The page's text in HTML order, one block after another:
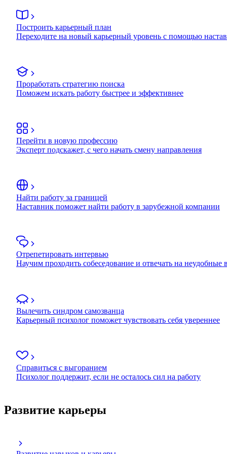
Построить карьерный план
Переходите на новый карьерный уровень с помощью
Проработать стратегию поиска
Поможем искать работу быстрее и эффективнее
Перейти в новую профессию
Эксперт подскажет, с чего начать смену направления
Найти работу за границей
Наставник поможет найти работу в зарубежной компании
Отрепетировать интервью
Научим проходить собеседование и отвечать на неудобные
Вылечить синдром самозванца
Карьерный психолог поможет чувствовать себя увереннее
Справиться с выгоранием
Психолог поддержит, если не осталось сил на работу
Развитие карьеры